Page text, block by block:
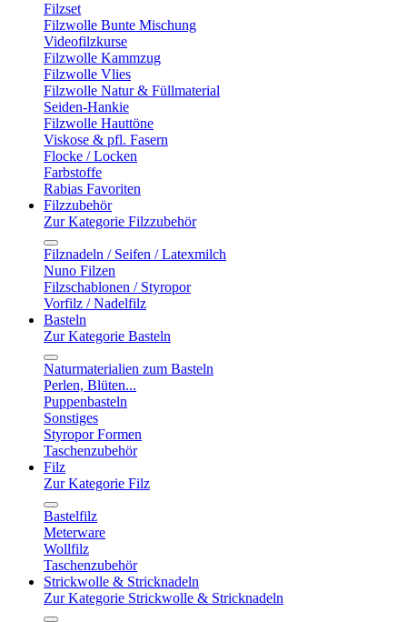
Filzset
Filzwolle Bunte Mischung
Videofilzkurse
Filzwolle Kammzug
Filzwolle Vlies
Filzwolle Natur & Füllmaterial
Seiden-Hankie
Filzwolle Hauttöne
Viskose & pfl. Fasern
Flocke / Locken
Farbstoffe
Rabias Favoriten
Filzzubehör
Zur Kategorie Filzzubehör
Filznadeln / Seifen / Latexmilch
Nuno Filzen
Filzschablonen / Styropor
Vorfilz / Nadelfilz
Basteln
Zur Kategorie Basteln
Naturmaterialien zum Basteln
Perlen, Blüten...
Puppenbasteln
Sonstiges
Styropor Formen
Taschenzubehör
Filz
Zur Kategorie Filz
Bastelfilz
Meterware
Wollfilz
Taschenzubehör
Strickwolle & Stricknadeln
Zur Kategorie Strickwolle & Stricknadeln